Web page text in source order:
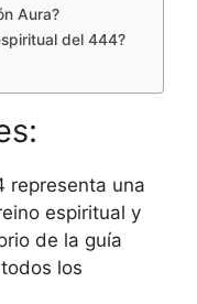
Aura?
del 444?
representa una
espiritual y
de la guía
los